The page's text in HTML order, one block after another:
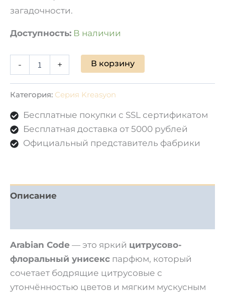
загадочности.
Доступность: В наличии
- + В корзину
Категория: Серия Kreasyon
Бесплатные покупки с SSL сертификатом
Бесплатная доставка от 5000 рублей
Официальный представитель фабрики
Описание
Arabian Code — это яркий цитрусово-
флоральный унисекс парфюм, который
сочетает бодрящие цитрусовые с
утончённостью цветов и мягким мускусным